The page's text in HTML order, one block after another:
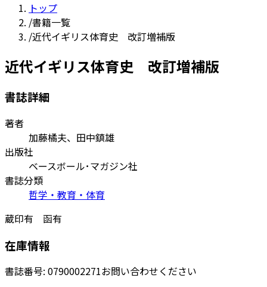
トップ
/書籍一覧
/近代イギリス体育史 改訂増補版
近代イギリス体育史 改訂増補版
書誌詳細
著者
加藤橘夫、田中鎮雄
出版社
ベースボール･マガジン社
書誌分類
哲学・教育・体育
蔵印有 函有
在庫情報
書誌番号: 0790002271お問い合わせください